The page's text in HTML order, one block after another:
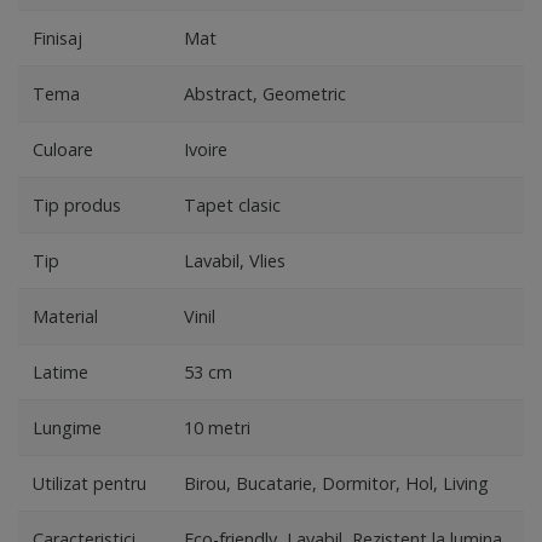
Finisaj Mat
Tema Abstract, Geometric
Culoare Ivoire
Tip produs Tapet clasic
Tip Lavabil, Vlies
Material Vinil
Latime 53 cm
Lungime 10 metri
Utilizat pentru Birou, Bucatarie, Dormitor, Hol, Living